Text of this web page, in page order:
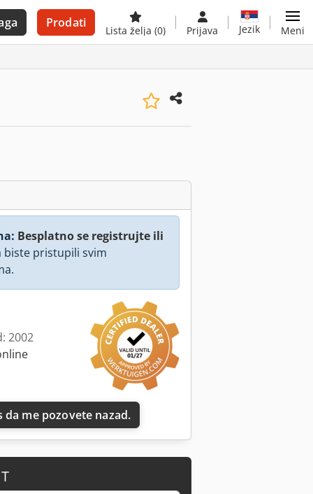
Prodati
Lista želja (0) Prijava Jezik Meni
Besplatno se registrujte ili
biste pristupili svim
2002
da me pozovete nazad.